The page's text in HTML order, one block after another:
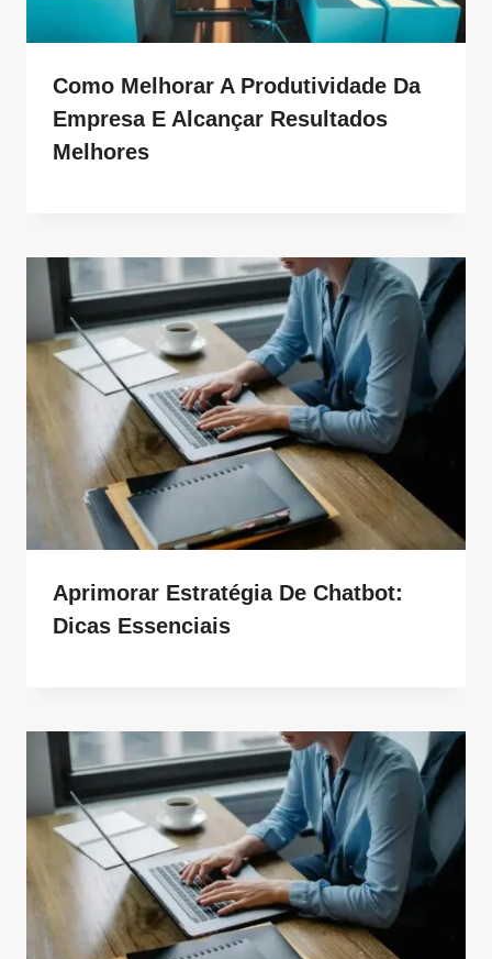
Como Melhorar A Produtividade Da
Empresa E Alcançar Resultados
Melhores
Aprimorar Estratégia De Chatbot:
Dicas Essenciais